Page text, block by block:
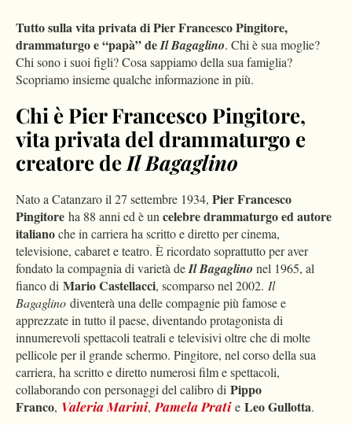
Tutto sulla vita privata di Pier Francesco Pingitore,
drammaturgo e “papà” deIlBagaglino. Chi è sua moglie?
Chi sono i suoi figli? Cosa sappiamo della sua famiglia?
Scopriamo insieme qualche informazione in più.
Chi è Pier Francesco Pingitore,
vita privata del drammaturgo e
creatore deIl Bagaglino
Nato a Catanzaro il 27 settembre 1934, Pier Francesco
Pingitore ha 88 anni ed è uncelebre drammaturgo ed autore
italianoche in carriera ha scritto e diretto per cinema,
televisione, cabaret e teatro. È ricordato soprattutto per aver
fondato la compagnia di varietà deIlBagaglino nel 1965, al
fianco di Mario Castellacci, scomparso nel 2002. Il
Bagaglino diventerà una delle compagnie più famose e
apprezzate in tutto il paese, diventando protagonista di
innumerevoli spettacoli teatrali e televisivi oltre che di molte
pellicole per il grande schermo. Pingitore, nel corso della sua
carriera, ha scritto e diretto numerosi film e spettacoli,
collaborando con personaggi del calibro di Pippo
Franco, Valeria Marini,Pamela Prati e Leo Gullotta.